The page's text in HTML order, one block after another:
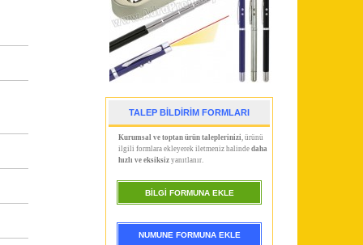
TALEP BİLDİRİM FORMLARI
Kurumsal ve toptan ürün taleplerinizi , ürünü
ilgili formlara ekleyerek iletmeniz halindedaha
hızlı ve eksiksiz yanıtlanır.
BİLGİ FORMUNA EKLE
NUMUNE FORMUNA EKLE